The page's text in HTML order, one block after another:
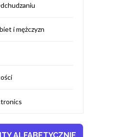
i mężczyzn